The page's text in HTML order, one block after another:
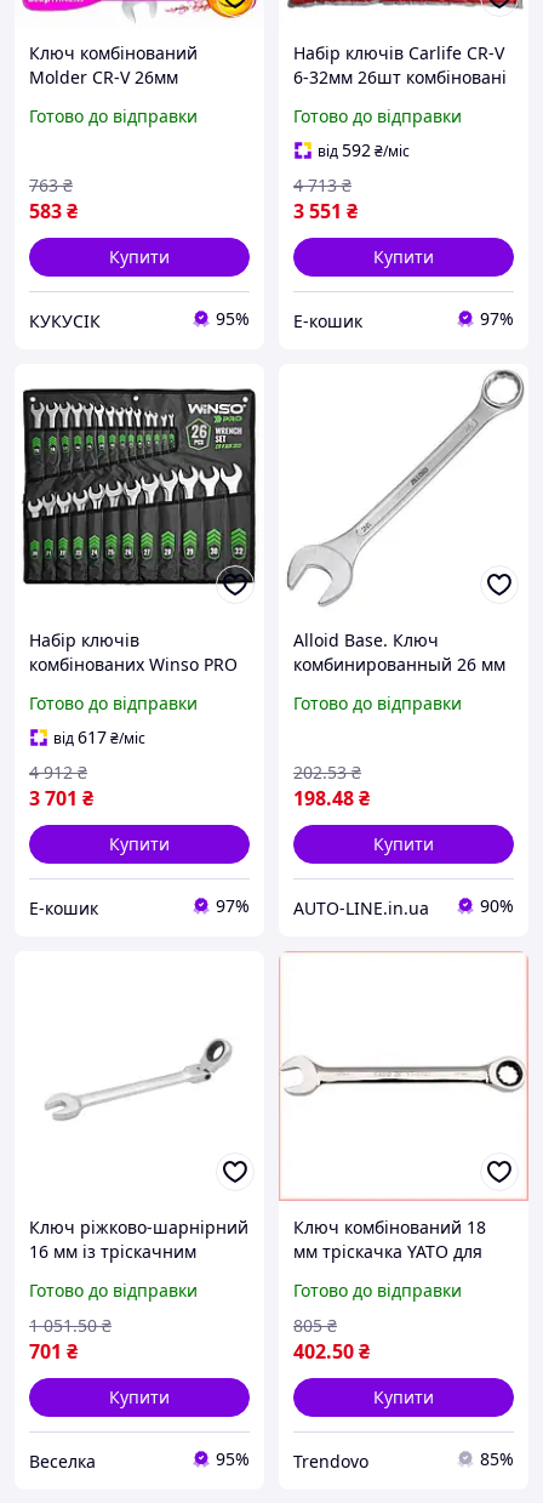
Ключ комбінований
Molder CR-V 26мм
для механіків та
інструмент для CI-88
Готово до відправки
583₴
763 ₴
Купити
КУКУСІК 95%
Набір ключів Carlife CR-V
6-32мм 26шт комбіновані
інструменти для
механіків EK-77
Готово до відправки
від592₴/міс
3 551 ₴
4 713 ₴
Купити
Е-кошик 97%
Набір ключів
комбінованих Winso PRO
хромовані ключі для авто
механіка EK-77
Готово до відправки
від617₴/міс
3 701 ₴
4 912 ₴
Купити
Е-кошик 97%
Alloid Base. Ключ
комбинированный 26 мм
Готово до відправки
198.48₴
202.53 ₴
Купити
AUTO-LINE.in.ua 90%
Ключ ріжково-шарнірний
16 мм із тріскачним
і домашніх майстрів
FLAME
Готово до відправки
701 ₴
1 051.50 ₴
Купити
Веселка 95%
Ключ комбінований 18
мм тріскачка YATO для
системою від ковзання
Готово до відправки
402.50₴
805 ₴
Купити
Trendovo 85%